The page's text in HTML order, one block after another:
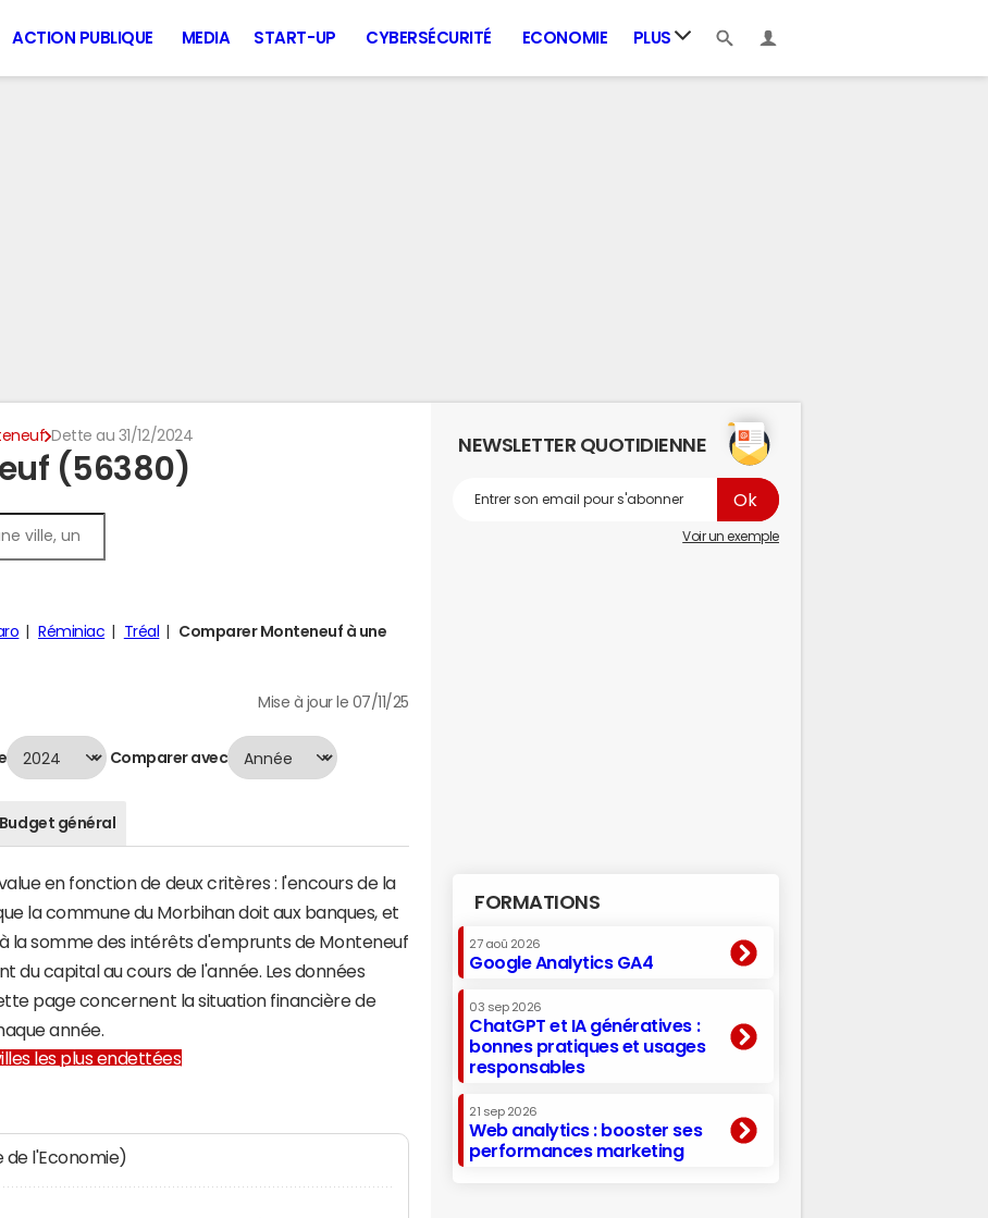
ACTION PUBLIQUE MEDIA START-UP CYBERSÉCURITÉ ECONOMIE PLUS
Dette au 31/12/2024
(56380)
Réminiac Tréal
Comparer Monteneuf à une
Mise à jour le 07/11/25
Comparer avec
Budget général
en fonction de deux critères : l'encours de la
la commune du Morbihan doit aux banques, et
la somme des intérêts d'emprunts de Monteneuf
capital au cours de l'année. Les données
page concernent la situation financière de
année.
les plus endettées
de l'Economie)
NEWSLETTER QUOTIDIENNE
Voir un exemple
FORMATIONS
27 aoû 2026
Google Analytics GA4
03 sep 2026
ChatGPT et IA génératives :
bonnes pratiques et usages
responsables
21 sep 2026
Web analytics : booster ses
performances marketing